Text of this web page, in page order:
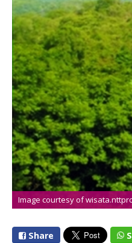
Image courtesy of
Share